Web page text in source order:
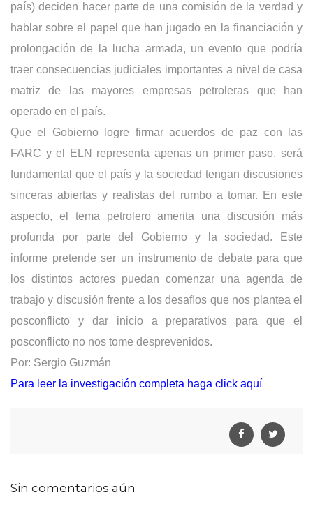
país) deciden hacer parte de una comisión de la verdad y
hablar sobre el papel que han jugado en la financiación y
prolongación de la lucha armada, un evento que podría
traer consecuencias judiciales importantes a nivel de casa
matriz de las mayores empresas petroleras que han
operado en el país.
Que el Gobierno logre firmar acuerdos de paz con las
FARC y el ELN representa apenas un primer paso, será
fundamental que el país y la sociedad tengan discusiones
sinceras abiertas y realistas del rumbo a tomar. En este
aspecto, el tema petrolero amerita una discusión más
profunda por parte del Gobierno y la sociedad. Este
informe pretende ser un instrumento de debate para que
los distintos actores puedan comenzar una agenda de
trabajo y discusión frente a los desafíos que nos plantea el
posconflicto y dar inicio a preparativos para que el
posconflicto no nos tome desprevenidos.
Por: Sergio Guzmán
Para leer la investigación completa haga click aquí
Sin comentarios aún